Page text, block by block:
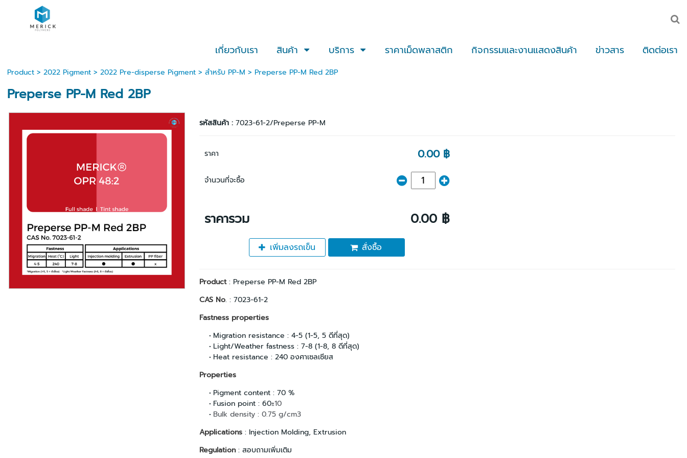
เกี่ยวกับเรา สินค้า บริการ ราคาเม็ดพลาสติก กิจกรรมและงานแสดงสินค้า ข่าวสาร ติดต่อเรา
Product> 2022 Pigment> 2022 Pre-disperse Pigment> สำหรับ PP-M > Preperse PP-M Red 2BP
Preperse PP-M Red 2BP
รหัสสินค้า : 7023-61-2/Preperse PP-M
ราคา 0.00 ฿
จำนวนที่จะซื้อ
ราคารวม 0.00 ฿
เพิ่มลงรถเข็น สั่งซื้อ
Product: Preperse PP-M Red 2BP
CAS No. : 7023-61-2
Fastness properties
Migration resistance : 4-5 (1-5, 5 ดีที่สุด)
Light/Weather fastness : 7-8 (1-8, 8 ดีที่สุด)
Heat resistance : 240 องศาเซลเซียส
Properties
Pigment content : 70 %
Fusion point : 60±10
Bulk density : 0.75 g/cm3
Applications: Injection Molding, Extrusion
Regulation: สอบถามเพิ่มเติม